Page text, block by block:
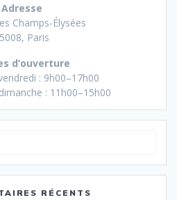
Adresse
Champs-Élysées
Paris
d’ouverture
: 9h00–17h00
: 11h00–15h00
:
RÉCENTS